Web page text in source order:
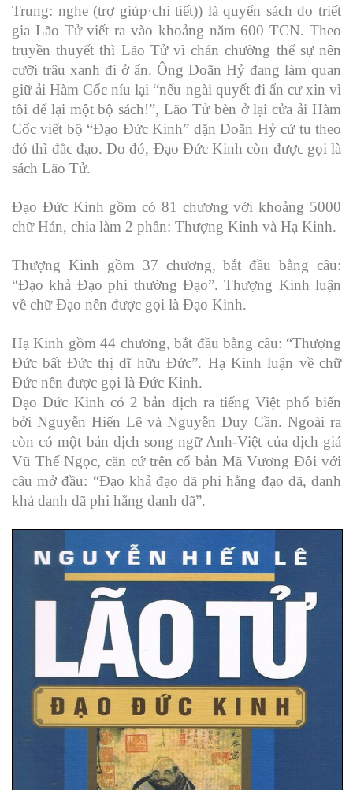
Trung: nghe (trợ giúp·chi tiết)) là quyển sách do triết
gia Lão Tử viết ra vào khoảng năm 600 TCN. Theo
truyền thuyết thì Lão Tử vì chán chường thế sự nên
cưỡi trâu xanh đi ở ẩn. Ông Doãn Hỷ đang làm quan
giữ ải Hàm Cốc níu lại “nếu ngài quyết đi ẩn cư xin vì
tôi để lại một bộ sách!”, Lão Tử bèn ở lại cửa ải Hàm
Cốc viết bộ “Đạo Đức Kinh” dặn Doãn Hỷ cứ tu theo
đó thì đắc đạo. Do đó, Đạo Đức Kinh còn được gọi là
sách Lão Tử.
Đạo Đức Kinh gồm có 81 chương với khoảng 5000
chữ Hán, chia làm 2 phần: Thượng Kinh và Hạ Kinh.
Thượng Kinh gồm 37 chương, bắt đầu bằng câu:
“Đạo khả Đạo phi thường Đạo”. Thượng Kinh luận
về chữ Đạo nên được gọi là Đạo Kinh.
Hạ Kinh gồm 44 chương, bắt đầu bằng câu: “Thượng
Đức bất Đức thị dĩ hữu Đức”. Hạ Kinh luận về chữ
Đức nên được gọi là Đức Kinh.
Đạo Đức Kinh có 2 bản dịch ra tiếng Việt phổ biến
bởi Nguyễn Hiến Lê và Nguyễn Duy Cần. Ngoài ra
còn có một bản dịch song ngữ Anh-Việt của dịch giả
Vũ Thế Ngọc, căn cứ trên cổ bản Mã Vương Đôi với
câu mở đầu: “Đạo khả đạo dã phi hẳng đạo dã, danh
khả danh dã phi hằng danh dã”.